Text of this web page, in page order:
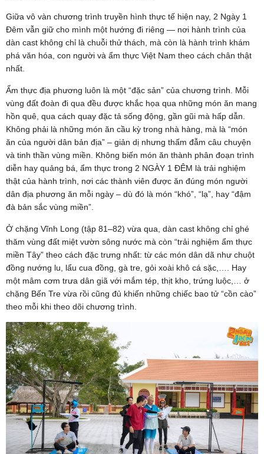
Giữa vô vàn chương trình truyền hình thực tế hiện nay, 2 Ngày 1
Đêm vẫn giữ cho mình một hướng đi riêng — nơi hành trình của
dàn cast không chỉ là chuỗi thử thách, mà còn là hành trình khám
phá văn hóa, con người và ẩm thực Việt Nam theo cách chân thật
nhất.
Ẩm thực địa phương luôn là một “đặc sản” của chương trình. Mỗi
vùng đất đoàn đi qua đều được khắc họa qua những món ăn mang
hồn quê, qua cách quay đặc tả sống động, gần gũi mà hấp dẫn.
Không phải là những món ăn cầu kỳ trong nhà hàng, mà là “món
ăn của người dân bản địa” – giản dị nhưng thấm đẫm câu chuyện
và tinh thần vùng miền. Không biến món ăn thành phân đoạn trình
diễn hay quảng bá, ẩm thực trong 2 NGÀY 1 ĐÊM là trải nghiệm
thật của hành trình, nơi các thành viên được ăn đúng món người
dân địa phương ăn mỗi ngày – dù đó là món “khó”, “lạ”, hay “đậm
đà bản sắc vùng miền”.
Ở chặng Vĩnh Long (tập 81–82) vừa qua, dàn cast không chỉ ghé
thăm vùng đất miệt vườn sông nước mà còn “trải nghiệm ẩm thực
miền Tây” theo cách đặc trưng nhất: từ các món dân dã như chuột
đồng nướng lu, lẩu cua đồng, gà tre, gỏi xoài khô cá sặc,…. Hay
một mâm cơm trưa dân giã với mắm tép, thịt kho, trứng luộc,… ở
chặng Bến Tre vừa rồi cũng đủ khiến những chiếc bao tử “cồn cào”
theo mỗi khi theo dõi chương trình.